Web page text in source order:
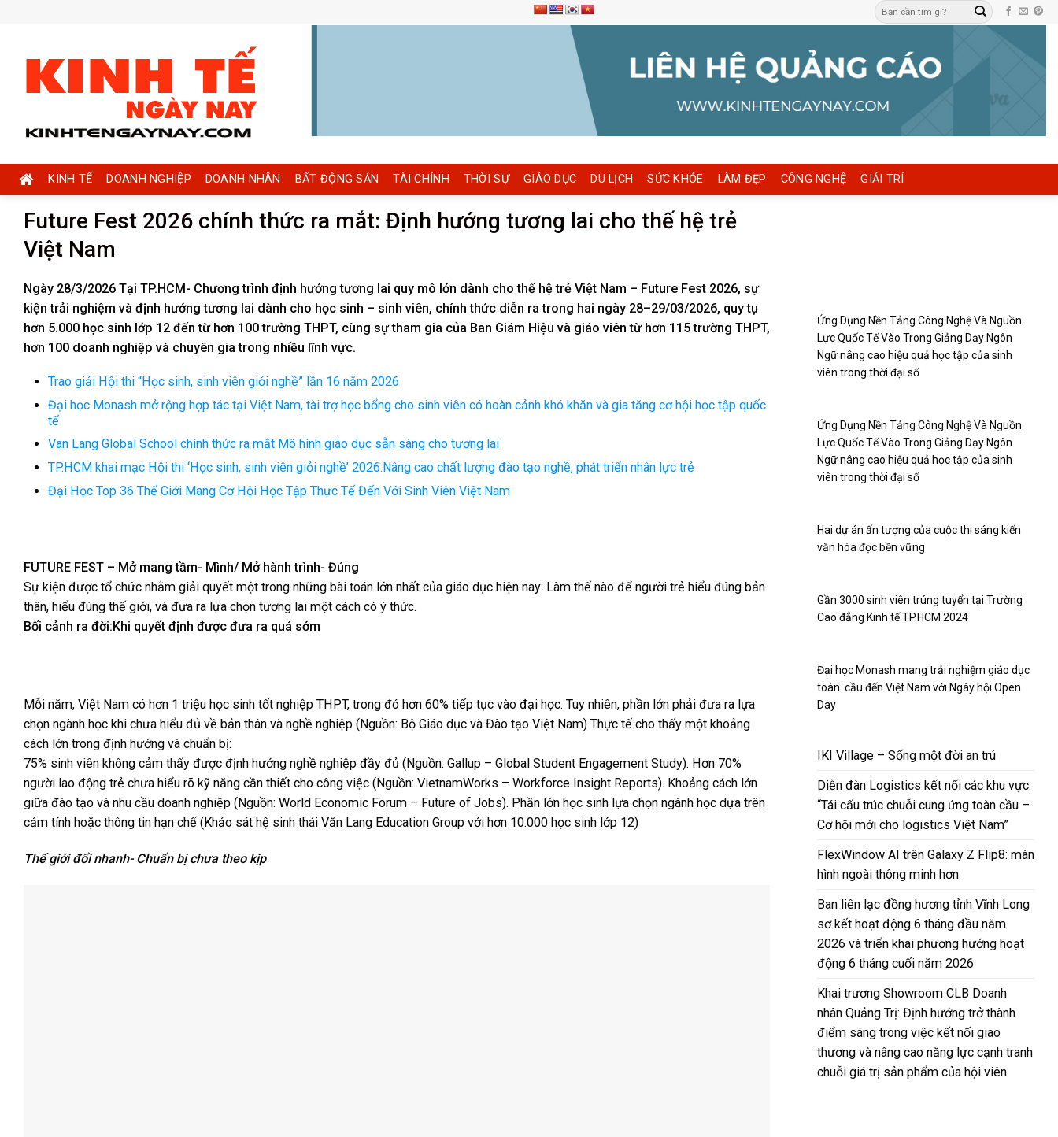
KINH TẾ DOANH NGHIỆP DOANH NHÂN BẤT ĐỘNG SẢN TÀI CHÍNH THỜI SỰ GIÁO DỤC DU LỊCH SỨC KHỎE LÀM ĐẸP CÔNG NGHỆ GIẢI TRÍ
Future Fest 2026 chính thức ra mắt: Định hướng tương lai cho thế hệ trẻ
Việt Nam
Ngày 28/3/2026 Tại TP.HCM- Chương trình định hướng tương lai quy mô lớn dành cho thế hệ trẻ Việt Nam – Future Fest 2026, sự
kiện trải nghiệm và định hướng tương lai dành cho học sinh – sinh viên, chính thức diễn ra trong hai ngày 28–29/03/2026, quy tụ
hơn 5.000 học sinh lớp 12 đến từ hơn 100 trường THPT, cùng sự tham gia của Ban Giám Hiệu và giáo viên từ hơn 115 trường THPT,
hơn 100 doanh nghiệp và chuyên gia trong nhiều lĩnh vực.
Trao giải Hội thi “Học sinh, sinh viên giỏi nghề” lần 16 năm 2026
Đại học Monash mở rộng hợp tác tại Việt Nam, tài trợ học bổng cho sinh viên có hoàn cảnh khó khăn và gia tăng cơ hội học tập quốc
tế
Van Lang Global School chính thức ra mắt Mô hình giáo dục sẵn sàng cho tương lai
TP.HCM khai mạc Hội thi ‘Học sinh, sinh viên giỏi nghề’ 2026:Nâng cao chất lượng đào tạo nghề, phát triển nhân lực trẻ
Đại Học Top 36 Thế Giới Mang Cơ Hội Học Tập Thực Tế Đến Với Sinh Viên Việt Nam
FUTURE FEST – Mở mang tầm- Mình/ Mở hành trình- Đúng
Sự kiện được tổ chức nhằm giải quyết một trong những bài toán lớn nhất của giáo dục hiện nay: Làm thế nào để người trẻ hiểu đúng bản
thân, hiểu đúng thế giới, và đưa ra lựa chọn tương lai một cách có ý thức.
Bối cảnh ra đời:Khi quyết định được đưa ra quá sớm
Mỗi năm, Việt Nam có hơn 1 triệu học sinh tốt nghiệp THPT, trong đó hơn 60% tiếp tục vào đại học. Tuy nhiên, phần lớn phải đưa ra lựa
chọn ngành học khi chưa hiểu đủ về bản thân và nghề nghiệp (Nguồn: Bộ Giáo dục và Đào tạo Việt Nam) Thực tế cho thấy một khoảng
cách lớn trong định hướng và chuẩn bị:
75% sinh viên không cảm thấy được định hướng nghề nghiệp đầy đủ (Nguồn: Gallup – Global Student Engagement Study). Hơn 70%
người lao động trẻ chưa hiểu rõ kỹ năng cần thiết cho công việc (Nguồn: VietnamWorks – Workforce Insight Reports). Khoảng cách lớn
giữa đào tạo và nhu cầu doanh nghiệp (Nguồn: World Economic Forum – Future of Jobs). Phần lớn học sinh lựa chọn ngành học dựa trên
cảm tính hoặc thông tin hạn chế (Khảo sát hệ sinh thái Văn Lang Education Group với hơn 10.000 học sinh lớp 12)
Thế giới đổi nhanh- Chuẩn bị chưa theo kịp
Ứng Dụng Nền Tảng Công Nghệ Và Nguồn
Lực Quốc Tế Vào Trong Giảng Dạy Ngôn
Ngữ nâng cao hiệu quả học tập của sinh
viên trong thời đại số
Ứng Dụng Nền Tảng Công Nghệ Và Nguồn
Lực Quốc Tế Vào Trong Giảng Dạy Ngôn
Ngữ nâng cao hiệu quả học tập của sinh
viên trong thời đại số
Hai dự án ấn tượng của cuộc thi sáng kiến
văn hóa đọc bền vững
Gần 3000 sinh viên trúng tuyển tại Trường
Cao đẳng Kinh tế TP.HCM 2024
Đại học Monash mang trải nghiệm giáo dục
toàn cầu đến Việt Nam với Ngày hội Open
Day
IKI Village – Sống một đời an trú
Diễn đàn Logistics kết nối các khu vực:
“Tái cấu trúc chuỗi cung ứng toàn cầu –
Cơ hội mới cho logistics Việt Nam”
FlexWindow AI trên Galaxy Z Flip8: màn
hình ngoài thông minh hơn
Ban liên lạc đồng hương tỉnh Vĩnh Long
sơ kết hoạt động 6 tháng đầu năm
2026 và triển khai phương hướng hoạt
động 6 tháng cuối năm 2026
Khai trương Showroom CLB Doanh
nhân Quảng Trị: Định hướng trở thành
điểm sáng trong việc kết nối giao
thương và nâng cao năng lực cạnh tranh
chuỗi giá trị sản phẩm của hội viên